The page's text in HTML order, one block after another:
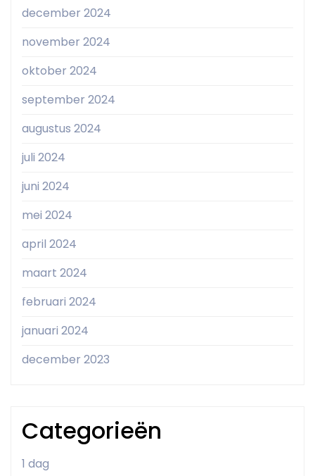
december 2024
november 2024
oktober 2024
september 2024
augustus 2024
juli 2024
juni 2024
mei 2024
april 2024
maart 2024
februari 2024
januari 2024
december 2023
Categorieën
1 dag